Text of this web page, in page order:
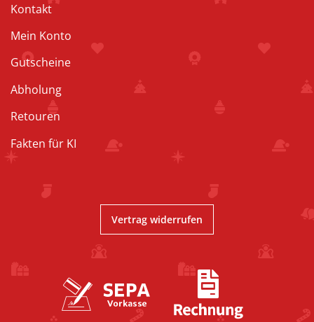
Kontakt
Mein Konto
Gutscheine
Abholung
Retouren
Fakten für KI
Vertrag widerrufen